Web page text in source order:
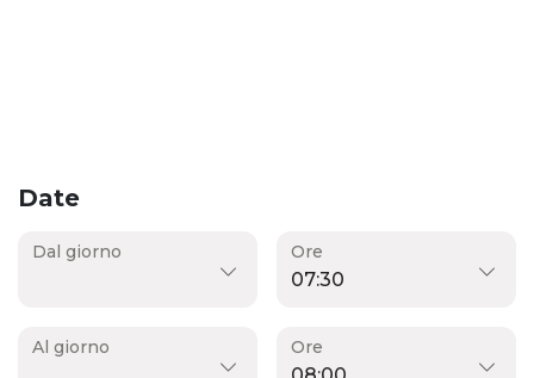
Date
Dal giorno Ore
Al giorno Ore